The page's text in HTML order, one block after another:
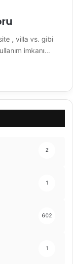
, villa vs. gibi
imkanı…
2
1
602
1